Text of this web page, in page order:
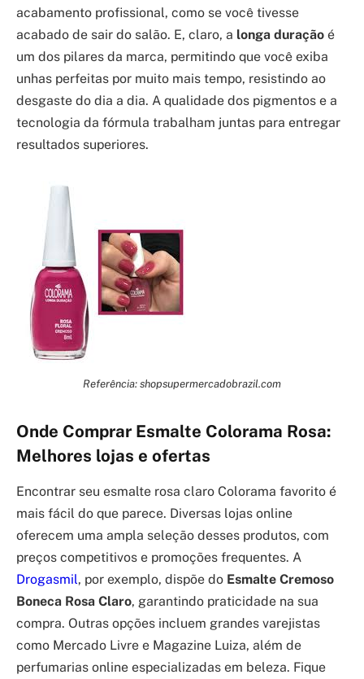
acabamento profissional, como se você tivesse
acabado de sair do salão. E, claro, a longa duração é
um dos pilares da marca, permitindo que você exiba
unhas perfeitas por muito mais tempo, resistindo ao
desgaste do dia a dia. A qualidade dos pigmentos e a
tecnologia da fórmula trabalham juntas para entregar
resultados superiores.
Referência: shopsupermercadobrazil.com
Onde Comprar Esmalte Colorama Rosa:
Melhores lojas e ofertas
Encontrar seu esmalte rosa claro Colorama favorito é
mais fácil do que parece. Diversas lojas online
oferecem uma ampla seleção desses produtos, com
preços competitivos e promoções frequentes. A
Drogasmil, por exemplo, dispõe do Esmalte Cremoso
Boneca Rosa Claro, garantindo praticidade na sua
compra. Outras opções incluem grandes varejistas
como Mercado Livre e Magazine Luiza, além de
perfumarias online especializadas em beleza. Fique